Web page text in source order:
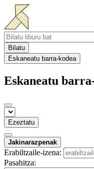
Bilatu
Eskaneatu barra-kodea
Eskaneatu
Ezeztatu
Jakinarazpenak
Erabiltzaile-izena:
Pasahitza: